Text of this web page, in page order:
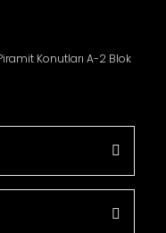
Konutları A-2 Blok